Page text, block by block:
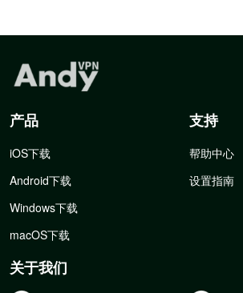
产品
iOS下载
Android下载
Windows下载
macOS下载
支持
帮助中心
设置指南
关于我们